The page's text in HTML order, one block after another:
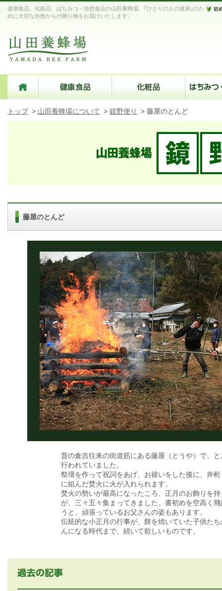
健康食品、化粧品、はちみつ・自然食品の山田養蜂場。｢ひとりの人の健康｣のた
めに大切な自然からの贈り物をお届けいたします。
トップ > 山田養蜂場について > 鏡野便り > 藤屋のとんど
藤屋のとんど
昔の倉吉往来の街道筋にある藤屋（とうや）で、
行われていました。
祭壇を作って祝詞をあげ、お祓いをした後に、井
に組んだ焚火に火が入れられます。
焚火の勢いが最高になったころ、正月のお飾りを
が、三々五々集まってきました。書初めを空高く
うと、頑張っているお父さんの姿もあります。
伝統的な小正月の行事が、餅を焼いていた子供た
んになる時代まで、続いて欲しいものです。